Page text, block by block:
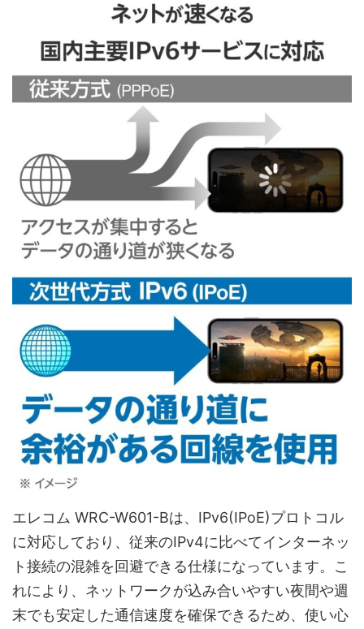
エレコム WRC-W601-Bは、IPv6(IPoE)プロトコル
に対応しており、従来のIPv4に比べてインターネッ
ト接続の混雑を回避できる仕様になっています。こ
れにより、ネットワークが込み合いやすい夜間や週
末でも安定した通信速度を確保できるため、使い心